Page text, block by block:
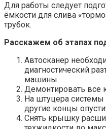
Для работы следует
ёмкости для слива
трубок.
Расскажем об этапах
Автосканер
диагностический
машины.
Демонтировать все
На штуцера
другие концы
Снять крышку